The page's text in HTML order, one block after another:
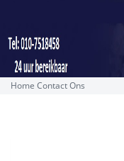
Home Contact Ons